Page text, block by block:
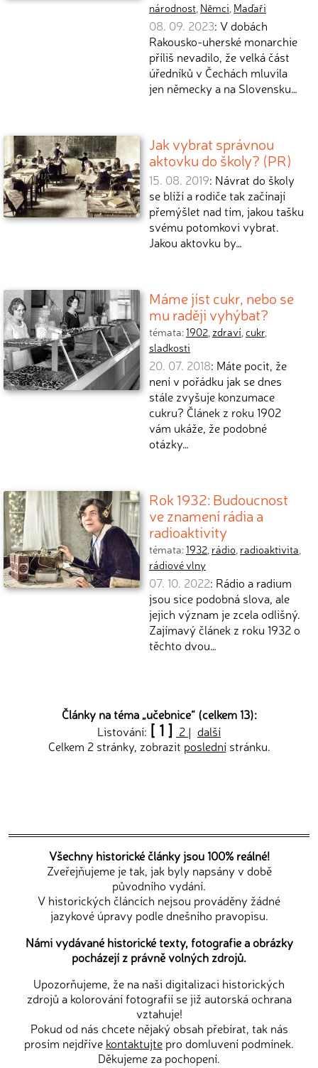
národnost, Němci, Maďaři
08. 09. 2023: V dobách
Rakousko-uherské monarchie
příliš nevadilo, že velká část
úředníků v Čechách mluvila
jen německy a na Slovensku…
Jak vybrat správnou
aktovku do školy? (PR)
15. 08. 2019: Návrat do školy
se blíží a rodiče tak začínají
přemýšlet nad tím, jakou tašku
svému potomkovi vybrat.
Jakou aktovku by…
Máme jíst cukr, nebo se
mu raději vyhýbat?
témata:1902, zdraví,cukr,
sladkosti
20. 07. 2018: Máte pocit, že
není v pořádku jak se dnes
stále zvyšuje konzumace
cukru? Článek z roku 1902
vám ukáže, že podobné
otázky…
Rok 1932: Budoucnost
ve znamení rádia a
radioaktivity
témata:1932, rádio, radioaktivita,
rádiové vlny
07. 10. 2022: Rádio a radium
jsou sice podobná slova, ale
jejich význam je zcela odlišný.
Zajímavý článek z roku 1932 o
těchto dvou…
Články na téma „učebnice“ (celkem 13):
Listování: [ 1 ] 2 | další
Celkem 2 stránky, zobrazit poslednístránku.
Všechny historické články jsou 100% reálné!
Zveřejňujeme je tak, jak byly napsány v době
původního vydání.
V historických článcích nejsou prováděny žádné
jazykové úpravy podle dnešního pravopisu.
Námi vydávané historické texty, fotografie a obrázky
pocházejí z právně volných zdrojů.
Upozorňujeme, že na naši digitalizaci historických
zdrojů a kolorování fotografií se již autorská ochrana
vztahuje!
Pokud od nás chcete nějaký obsah přebírat, tak nás
prosím nejdříve kontaktujte pro domluvení podmínek.
Děkujeme za pochopení.